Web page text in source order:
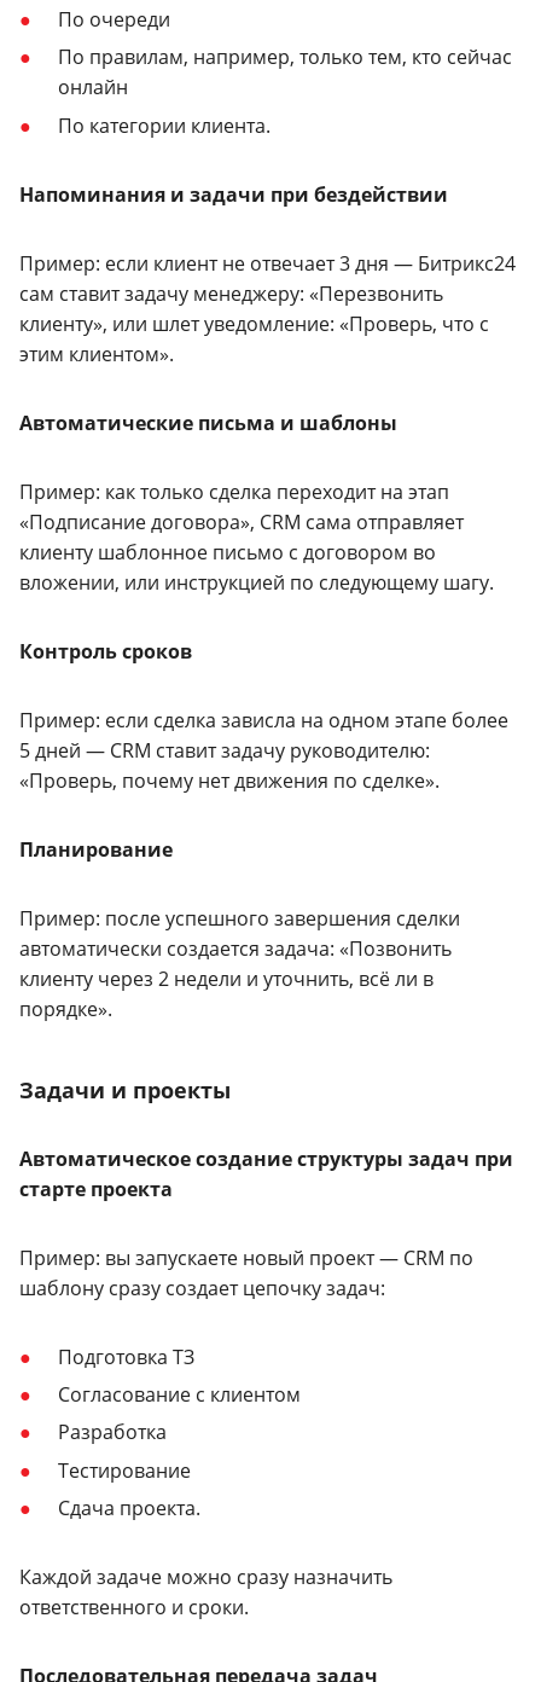
По очереди
По правилам, например, только тем, кто сейчас
онлайн
По категории клиента.
Напоминания и задачи при бездействии
Пример: если клиент не отвечает 3 дня — Битрикс24
сам ставит задачу менеджеру: «Перезвонить
клиенту», или шлет уведомление: «Проверь, что с
этим клиентом».
Автоматические письма и шаблоны
Пример: как только сделка переходит на этап
«Подписание договора», CRM сама отправляет
клиенту шаблонное письмо с договором во
вложении, или инструкцией по следующему шагу.
Контроль сроков
Пример: если сделка зависла на одном этапе более
5 дней — CRM ставит задачу руководителю:
«Проверь, почему нет движения по сделке».
Планирование
Пример: после успешного завершения сделки
автоматически создается задача: «Позвонить
клиенту через 2 недели и уточнить, всё ли в
порядке».
Задачи и проекты
Автоматическое создание структуры задач при
старте проекта
Пример: вы запускаете новый проект — CRM по
шаблону сразу создает цепочку задач:
Подготовка ТЗ
Согласование с клиентом
Разработка
Тестирование
Сдача проекта.
Каждой задаче можно сразу назначить
ответственного и сроки.
Последовательная передача задач